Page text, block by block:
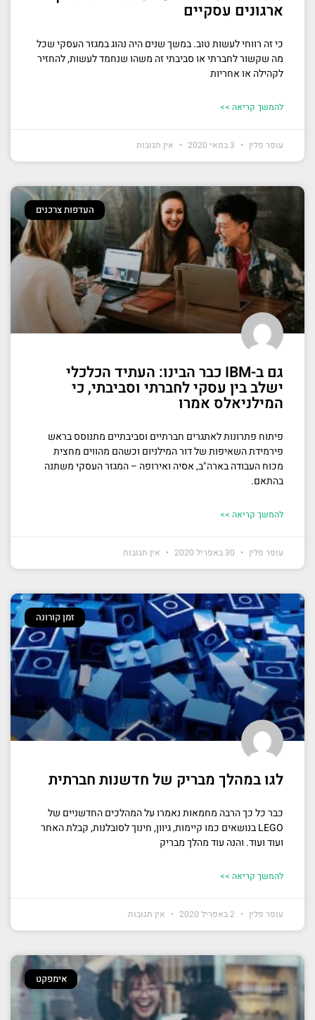
ארגונים עסקיים
כי זה רווחי לעשות טוב. במשך שנים היה נהוג במגזר העסקי שכל
מה שקשור לחברתי או סביבתי זה משהו שנחמד לעשות, להחזיר
לקהילה או אחריות
להמשך קריאה >>
עופר פלין אין תגובות
העדפות צרכנים
גם ב-IBM כבר הבינו: העתיד הכלכלי
ישלב בין עסקי לחברתי וסביבתי, כי
המילניאלס אמרו
פיתוח פתרונות לאתגרים חברתיים וסביבתיים מתנוסס בראש
פירמידת השאיפות של דור המילניום וכשהם מהווים מחצית
מכוח העבודה בארה"ב, אסיה ואירופה – המגזר העסקי משתנה
בהתאם.
להמשך קריאה >>
עופר פלין אין תגובות
זמן קורונה
לגו במהלך מבריק של חדשנות חברתית
כבר כל כך הרבה מחמאות נאמרו על המהלכים החדשניים של
LEGO בנושאים כמו קיימות, גיוון, חינוך לסובלנות, קבלת האחר
ועוד ועוד. והנה עוד מהלך מבריק
להמשך קריאה >>
עופר פלין אין תגובות
אימפקט